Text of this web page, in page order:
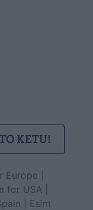
Europe
for USA
Esim